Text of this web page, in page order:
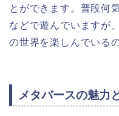
とができます。普段何
などで遊んでいますが
の世界を楽しんでいる
メタバースの魅力